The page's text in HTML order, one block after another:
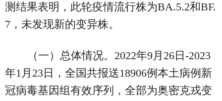
测结果表明，此轮疫情流行株为BA.5.2和BF.
7，未发现新的变异株。
（一）总体情况。2022年9月26日-2023
年1月23日，全国共报送18906例本土病例新
冠病毒基因组有效序列，全部为奥密克戎变